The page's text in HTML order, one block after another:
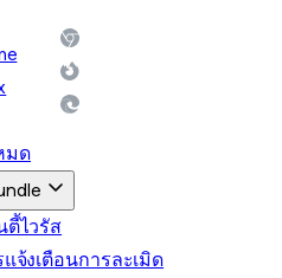
มด
ตี้ไวรัส
แจ้งเตือนการละเมิด